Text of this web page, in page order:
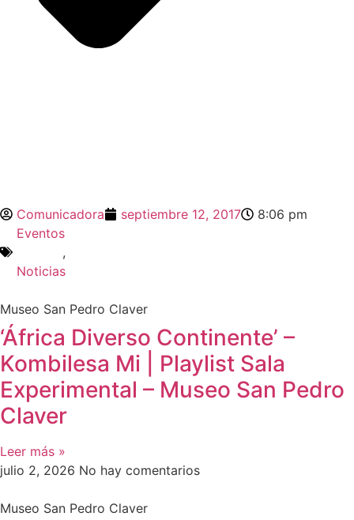
Comunicadora septiembre 12, 2017
8:06 pm
Eventos
,
Noticias
Museo San Pedro Claver
‘África Diverso Continente’ –
Kombilesa Mi | Playlist Sala
Experimental – Museo San Pedro
Claver
Leer más »
julio 2, 2026 No hay comentarios
Museo San Pedro Claver